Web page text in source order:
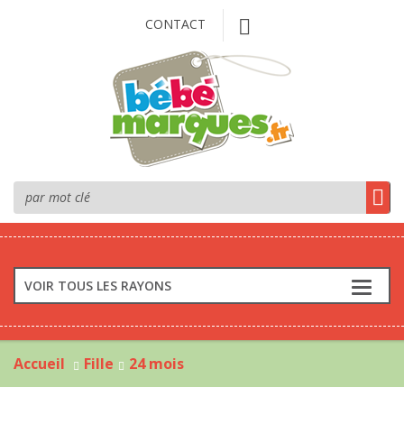
CONTACT
VOIR TOUS LES RAYONS
Accueil Fille 24 mois